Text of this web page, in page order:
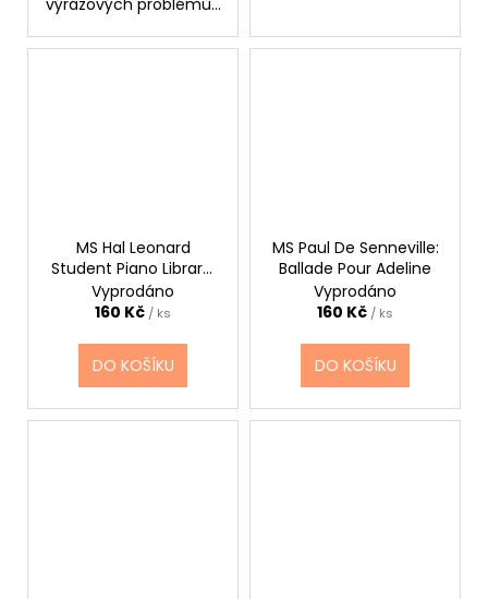
MS Hal Leonard
Student Piano Library:
Piano Practice Games
Book 2
Vyprodáno
160 Kč / ks
DO KOŠÍKU
MS Paul De Senneville:
Ballade Pour Adeline
Vyprodáno
160 Kč / ks
DO KOŠÍKU